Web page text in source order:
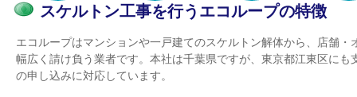
スケルトン工事を行うエコループの特徴
エコループはマンションや一戸建てのスケルトン解体から、店舗・
幅広く請け負う業者です。本社は千葉県ですが、東京都江東区にも
の申し込みに対応しています。